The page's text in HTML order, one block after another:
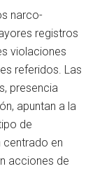
narco-
registros
violaciones
referidos. Las
presencia
apuntan a la
de
centrado en
acciones de